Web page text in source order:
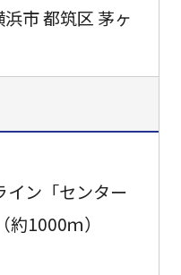
市 都筑区 茅ヶ
イン「センター
1000ｍ）